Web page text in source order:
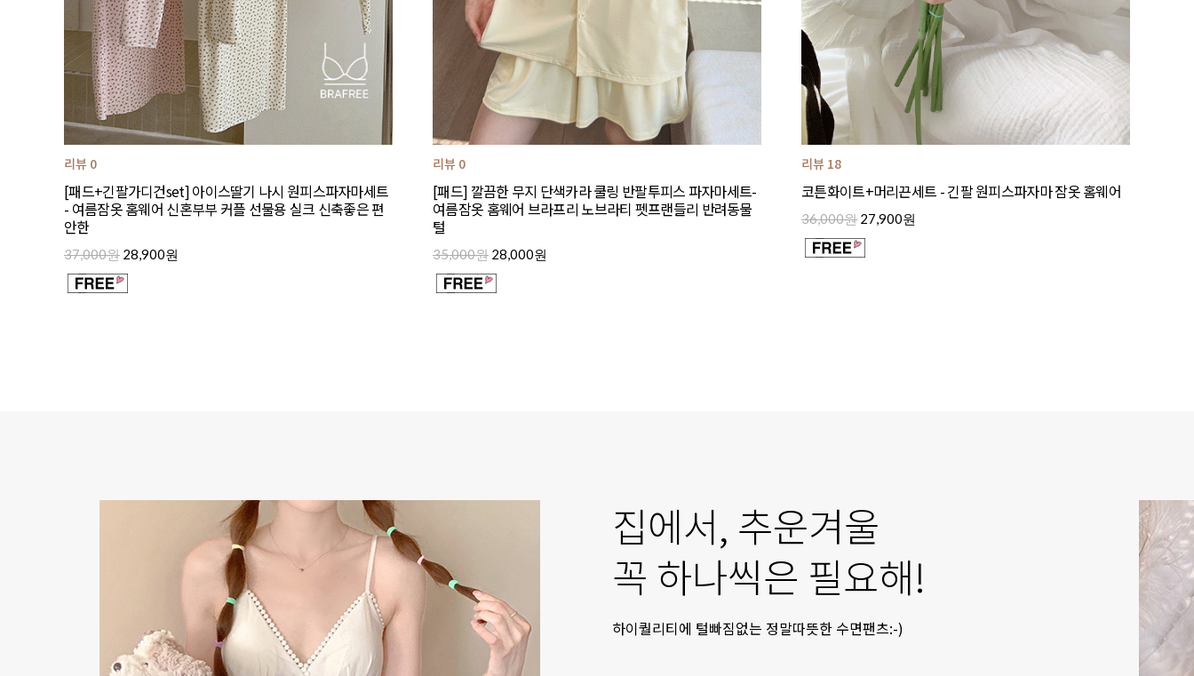
리뷰 0
[패드+긴팔가디건set] 아이스딸기 나시 원피스파자마세트
- 여름잠옷 홈웨어 신혼부부 커플 선물용 실크 신축좋은 편
안한
37,000원 28,900원
리뷰 0
[패드] 깔끔한 무지 단색카라 쿨링 반팔투피스 파자마세트-
여름잠옷 홈웨어 브라프리 노브라티 펫프랜들리 반려동물
털
35,000원 28,000원
리뷰 18
코튼화이트+머리끈세트 - 긴팔 원피스파자마 잠옷 홈웨어
36,000원 27,900원
집에서, 추운겨울
꼭 하나씩은 필요해!
하이퀄리티에 털빠짐없는 정말따뜻한 수면팬츠:-)